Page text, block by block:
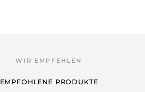
EMPFOHLENE PRODUKTE